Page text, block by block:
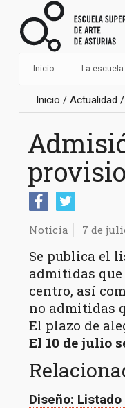
Navegación
principal
Inicio La escuela
Tú
estás
aquí:
Inicio Actualidad
Compartir en
Noticia 7 de
Se publica el
admitidas que
centro, así
no admitidas
El plazo de
El 10 de julio
Diseño: